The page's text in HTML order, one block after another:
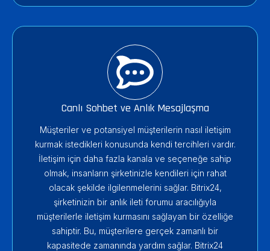
Canlı Sohbet ve Anlık Mesajlaşma
Müşteriler ve potansiyel müşterilerin nasıl iletişim
kurmak istedikleri konusunda kendi tercihleri ​​vardır.
İletişim için daha fazla kanala ve seçeneğe sahip
olmak, insanların şirketinizle kendileri için rahat
olacak şekilde ilgilenmelerini sağlar. Bitrix24,
şirketinizin bir anlık ileti forumu aracılığıyla
müşterilerle iletişim kurmasını sağlayan bir özelliğe
sahiptir. Bu, müşterilere gerçek zamanlı bir
kapasitede zamanında yardım sağlar. Bitrix24